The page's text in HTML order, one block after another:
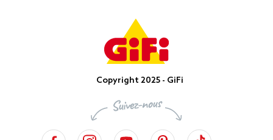
Copyright 2025 - GiFi